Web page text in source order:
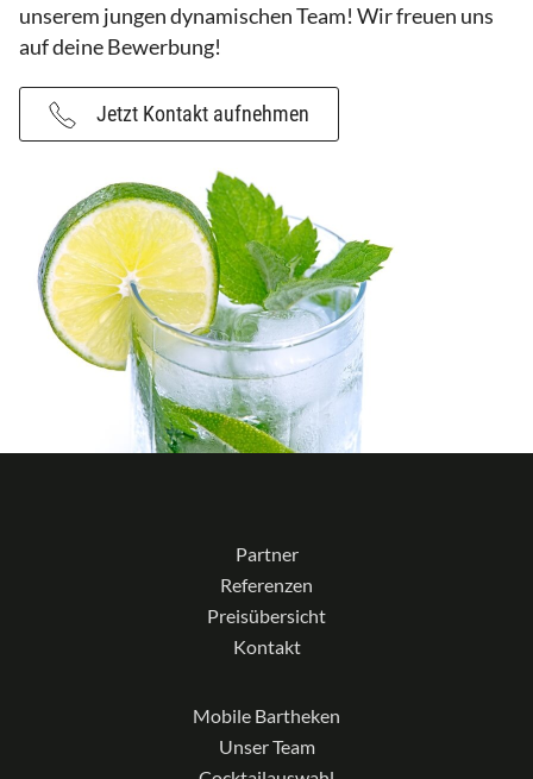
unserem jungen dynamischen Team! Wir freuen uns
auf deine Bewerbung!
Jetzt Kontakt aufnehmen
Partner
Referenzen
Preisübersicht
Kontakt
Mobile Bartheken
Unser Team